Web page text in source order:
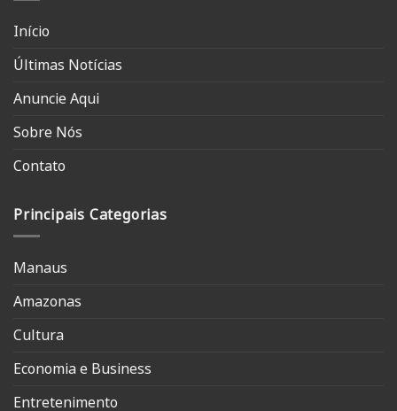
Início
Últimas Notícias
Anuncie Aqui
Sobre Nós
Contato
Principais Categorias
Manaus
Amazonas
Cultura
Economia e Business
Entretenimento